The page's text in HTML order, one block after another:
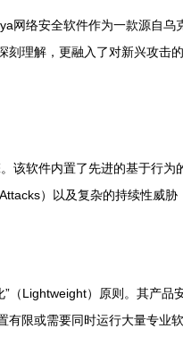
络安全软件作为一款源自
理解，更融入了对新兴攻击的
软件内置了先进的基于行
）以及复杂的持续性威
Lightweight）原则。其产
限或需要同时运行大量专业软